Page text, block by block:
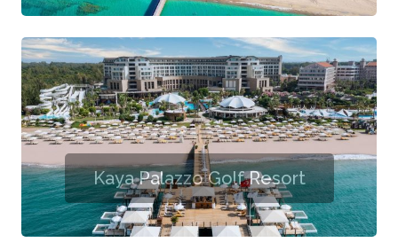
Kaya Palazzo Golf Resort